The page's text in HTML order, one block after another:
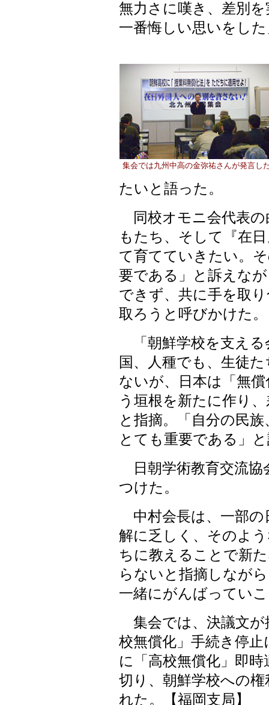
無力さに嘆き、差別
一番悔しい思いをし
集会では九州中高の金弥祐さんが発言し
たいと語った。
同校オモニ会代表の
もたち、そして『在
て育てていきたい。
要である」と訴えな
できず、共に手を取
取ろうと呼びかけた。
「朝鮮学校を支える
国、人種でも、生徒
ないが、日本は「無
う垣根を新たに作り
と指摘。「自分の民
とても重要である」
日朝学術教育交流協
つけた。
中村会長は、一部の
解に乏しく、そのよ
ちに教えることで新
らないと指摘しなが
一緒にがんばってい
集会では、決議文
校無償化」手続き停
に「高校無償化」即
切り、朝鮮学校への
れた。【福岡支局】